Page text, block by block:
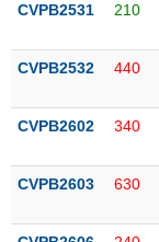
thái
phiếu
mô
thị
CVPB2531 210
CVPB2532 440
CVPB2602 340
CVPB2603 630
NGÀNH
DOANH
NGHIỆP